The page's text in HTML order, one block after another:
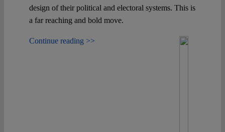
design of their political and electoral systems. This is
a far reaching and bold move.
Continue reading >>